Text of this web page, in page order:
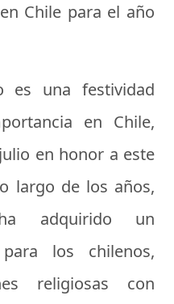
Chile para el año
es una festividad
en Chile,
en honor a este
largo de los años,
adquirido un
los chilenos,
religiosas con